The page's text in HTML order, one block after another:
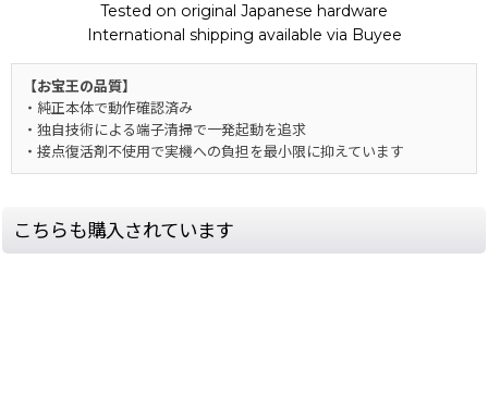
Tested on original Japanese hardware
International shipping available via Buyee
【お宝王の品質】
・純正本体で動作確認済み
・独自技術による端子清掃で一発起動を追求
・接点復活剤不使用で実機への負担を最小限に抑えています
こちらも購入されています